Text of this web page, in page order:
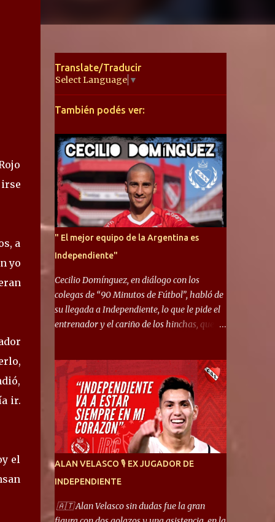
irse
a
yo
ir.
el
Translate/Traducir
Select Language ▼
También podés ver:
" El mejor equipo de la Argentina es
Independiente"
Cecilio Domínguez, en diálogo con los
colegas de “90 Minutos de Fútbol”, habló de
su llegada a Independiente, lo que le pide el
entrenador y el cariño de los hinchas, que se
ayuda a que me adapte rápidamente, soy un
hombre alegre y abierto. Creo que lo estoy
haciendo muy bien. Cuando llegué, llegué a
un Independiente que juega muy dinámico y
me gusta mucho. Me favorece por la forma
de jugar mía y eso también ayudó a que me
adapte”. “Me siento mejor por izquierda,
pero me gusta mucho jugar de 9, y juego sin
problemas por derecha también. Jugar de 9
y de extremo por izquierda es diferente. A mi
me gusta jugar por fuera, porque tengo mas
ALAN VELASCO 🎙 EX JUGADOR DE
INDEPENDIENTE
🇦🇹 Alan Velasco sin dudas fue la gran